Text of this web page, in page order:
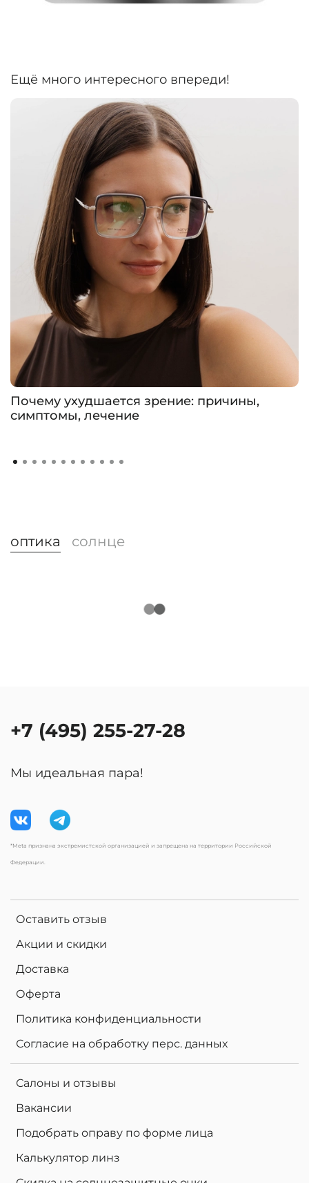
Ещё много интересного впереди!
Почему ухудшается зрение: причины,
симптомы, лечение
оптика солнце
Оставить отзыв
Акции и скидки
Доставка
Оферта
Политика конфиденциальности
Согласие на обработку перс. данных
Салоны и отзывы
Вакансии
Подобрать оправу по форме лица
Калькулятор линз
+7 (495) 255-27-28
Мы идеальная пара!
*Meta признана экстремистской организацией и запрещена на территории Российской
Федерации.